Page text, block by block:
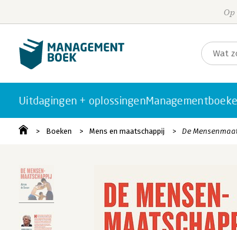
Uitdagingen + oplossingen
Boeken Mens en maatschappij De